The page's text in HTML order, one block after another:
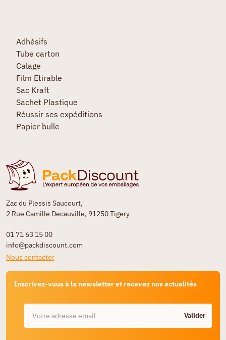
Zac du Plessis Saucourt,
2 Rue Camille Decauville, 91250 Tigery
01 71 63 15 00
info@packdiscount.com
Nous contacter
Inscrivez-vous à la newsletter et recevez nos actualités
Valider
Adhésifs
Tube carton
Calage
Film Etirable
Sac Kraft
Sachet Plastique
Réussir ses expéditions
Papier bulle